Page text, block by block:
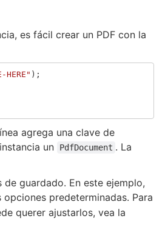
es fácil crear un PDF con la
HERE" );
agrega una clave de
un
PdfDocument . La
guardado. En este ejemplo,
predeterminadas. Para
querer ajustarlos, vea la